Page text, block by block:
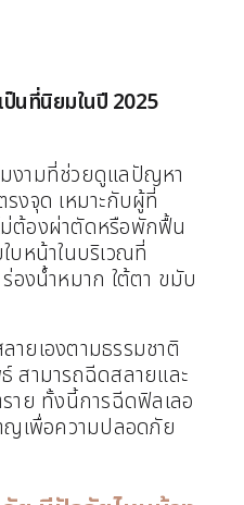
ป็นที่นิยมในปี 2025
งามที่ช่วยดูแลปัญหา
งจุด เหมาะกับผู้ที่
ต้องผ่าตัดหรือพักฟื้น
บหน้าในบริเวณที่
องน้ำหมาก ใต้ตา ขมับ
ายเองตามธรรมชาติ
สามารถฉีดสลายและ
ราย ทั้งนี้การฉีดฟิลเลอ
ญเพื่อความปลอดภัย